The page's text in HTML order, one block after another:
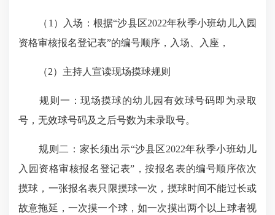
（1）入场：根据“沙县区2022年秋季小班幼儿入园
资格审核报名登记表”的编号顺序，入场、入座，
（2）主持人宣读现场摸球规则
规则一：现场摸球的幼儿园有效球号码即为录取
号，无效球号码及之后号数为未录取号。
规则二：家长须出示“沙县区2022年秋季小班幼儿
入园资格审核报名登记表”，按报名表的编号顺序依次
摸球，一张报名表只限摸球一次，摸球时间不能过长或
故意拖延，一次摸一个球，如一次摸出两个以上球者视